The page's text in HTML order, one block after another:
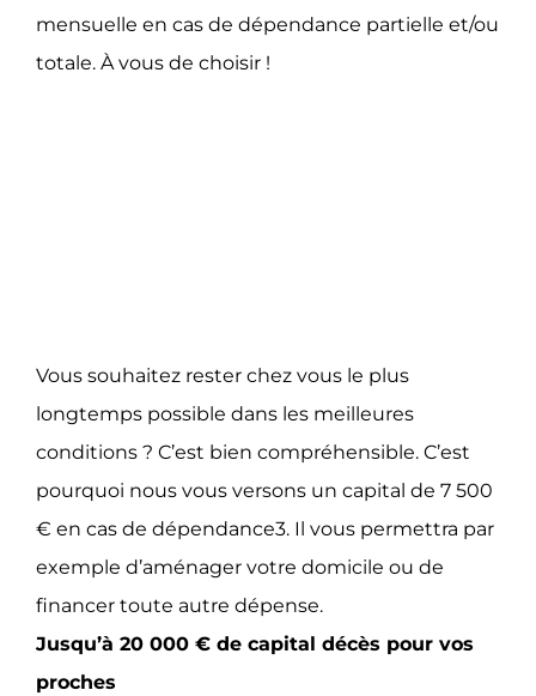
mensuelle en cas de dépendance partielle et/ou
totale. À vous de choisir !
Vous souhaitez rester chez vous le plus
longtemps possible dans les meilleures
conditions ? C’est bien compréhensible. C’est
pourquoi nous vous versons un capital de 7 500
€ en cas de dépendance3. Il vous permettra par
exemple d’aménager votre domicile ou de
financer toute autre dépense.
Jusqu’à 20 000 € de capital décès pour vos
proches